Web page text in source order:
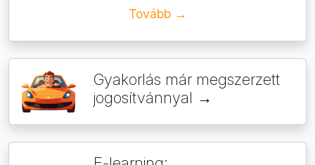
Tovább →
Gyakorlás már megszerzett
jogosítvánnyal →